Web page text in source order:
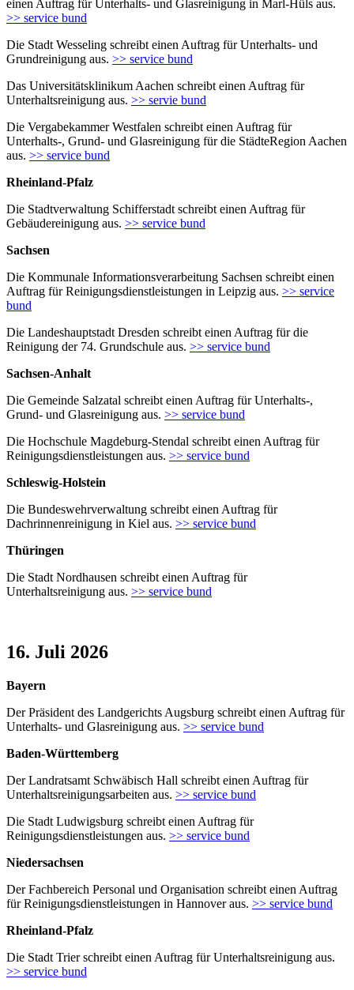
einen Auftrag für Unterhalts- und Glasreinigung in Marl-Hüls aus.
>> service bund
Die Stadt Wesseling schreibt einen Auftrag für Unterhalts- und
Grundreinigung aus. >> service bund
Das Universitätsklinikum Aachen schreibt einen Auftrag für
Unterhaltsreinigung aus. >> servie bund
Die Vergabekammer Westfalen schreibt einen Auftrag für
Unterhalts-, Grund- und Glasreinigung für die StädteRegion Aachen
aus. >> service bund
Rheinland-Pfalz
Die Stadtverwaltung Schifferstadt schreibt einen Auftrag für
Gebäudereinigung aus. >> service bund
Sachsen
Die Kommunale Informationsverarbeitung Sachsen schreibt einen
Auftrag für Reinigungsdienstleistungen in Leipzig aus. >> service
bund
Die Landeshauptstadt Dresden schreibt einen Auftrag für die
Reinigung der 74. Grundschule aus. >> service bund
Sachsen-Anhalt
Die Gemeinde Salzatal schreibt einen Auftrag für Unterhalts-,
Grund- und Glasreinigung aus. >> service bund
Die Hochschule Magdeburg-Stendal schreibt einen Auftrag für
Reinigungsdienstleistungen aus. >> service bund
Schleswig-Holstein
Die Bundeswehrverwaltung schreibt einen Auftrag für
Dachrinnenreinigung in Kiel aus. >> service bund
Thüringen
Die Stadt Nordhausen schreibt einen Auftrag für
Unterhaltsreinigung aus. >> service bund
16. Juli 2026
Bayern
Der Präsident des Landgerichts Augsburg schreibt einen Auftrag für
Unterhalts- und Glasreinigung aus. >> service bund
Baden-Württemberg
Der Landratsamt Schwäbisch Hall schreibt einen Auftrag für
Unterhaltsreinigungsarbeiten aus. >> service bund
Die Stadt Ludwigsburg schreibt einen Auftrag für
Reinigungsdienstleistungen aus. >> service bund
Niedersachsen
Der Fachbereich Personal und Organisation schreibt einen Auftrag
für Reinigungsdienstleistungen in Hannover aus. >> service bund
Rheinland-Pfalz
Die Stadt Trier schreibt einen Auftrag für Unterhaltsreinigung aus.
>> service bund